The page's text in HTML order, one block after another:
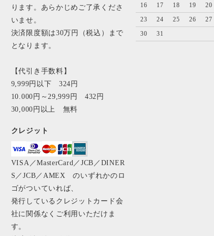
ります。あらかじめご了承くださ
いませ。
決済限度額は30万円（税込）まで
となります。
【代引き手数料】
9,999円以下 324円
10.000円～29,999円 432円
30,000円以上 無料
クレジット
VISA／MasterCard／JCB／DINER
S／JCB／AMEX のいずれかのロ
ゴがついていれば、
発行しているクレジットカード会
社に関係なくご利用いただけま
す。
16
17 18 19 20
23
24 25 26 27
30
31